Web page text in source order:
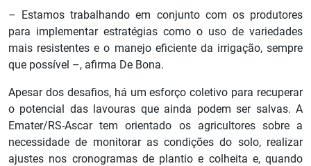
– Estamos trabalhando em conjunto com os produtores
para implementar estratégias como o uso de variedades
mais resistentes e o manejo eficiente da irrigação, sempre
que possível –, afirma De Bona.
Apesar dos desafios, há um esforço coletivo para recuperar
o potencial das lavouras que ainda podem ser salvas. A
Emater/RS-Ascar tem orientado os agricultores sobre a
necessidade de monitorar as condições do solo, realizar
ajustes nos cronogramas de plantio e colheita e, quando